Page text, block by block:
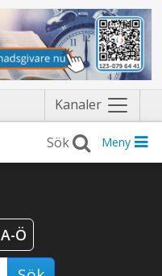
Kanaler Näytä
valikko
Meny
A-Ö